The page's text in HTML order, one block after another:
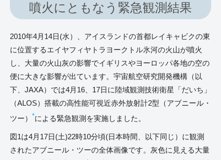
噴火にともなう緊急観測結果
2010年4月14日(水）、アイスランドの首都レイキャビクの東
に位置するエイヤフィヤトラヨークトル氷河の火山が噴火
し、大量の火山灰の影響でイギリスやヨーロッパ各地の空の
便に大きな影響が出ています。宇宙航空研究開発機構（以
下、JAXA）では4月16、17日に陸域観測技術衛星「だいち」
（ALOS）搭載の高性能可視近赤外放射計2型（アブニール・
ツー）
*による緊急観測を実施しました。
図1は4月17日(土)22時10分頃(日本時間、以下同じ）に観測
されたアブニール・ツーの全体画像です。灰色に見える大量